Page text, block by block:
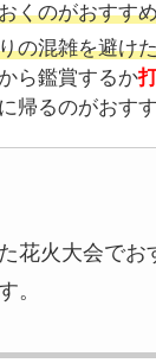
くのがおすす
の混雑を避け
ら鑑賞するか
に帰るのがおす
花火大会でお
。